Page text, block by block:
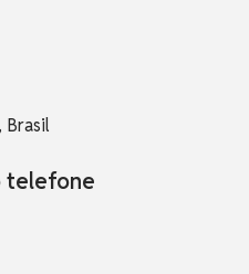
Brasil
telefone